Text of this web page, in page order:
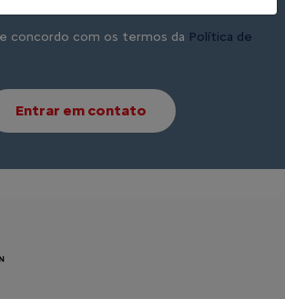
concordo com os termos da Política de
Entrar em contato